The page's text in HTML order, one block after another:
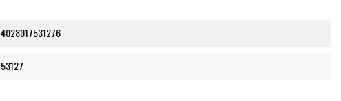
4028017531276
53127